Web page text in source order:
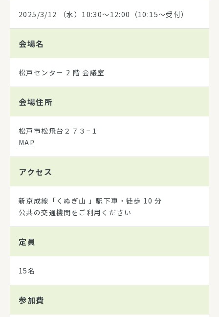
2025/3/12 （水）10:30～12:00（10:15～受付）
会場名
松戸センター 2 階 会議室
会場住所
松戸市松飛台２７３−１
MAP
アクセス
新京成線「くぬぎ山 」駅下車・徒歩 10 分
公共の交通機関をご利用ください
定員
15名
参加費